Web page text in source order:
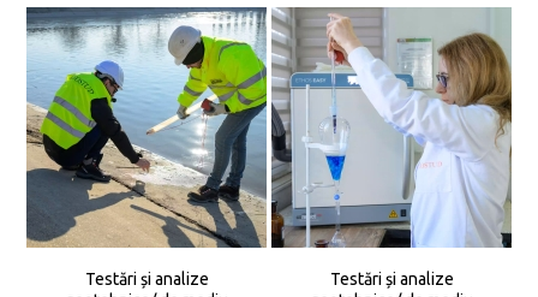
Testări și analize
Testări și analize